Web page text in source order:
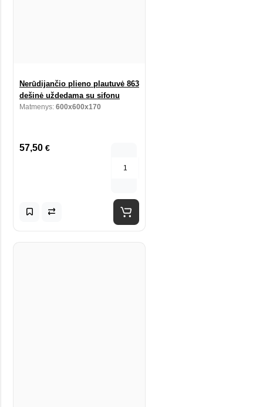
Nerūdijančio plieno plautuvė 863
dešinė uždedama su sifonu
Matmenys: 600x600x170
57,50 €